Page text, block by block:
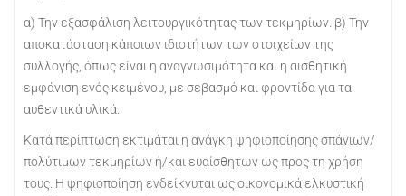
α) Την εξασφάλιση λειτουργικότητας των τεκμηρίων. β) Την
αποκατάσταση κάποιων ιδιοτήτων των στοιχείων της
συλλογής, όπως είναι η αναγνωσιμότητα και η αισθητική
εμφάνιση ενός κειμένου, με σεβασμό και φροντίδα για τα
αυθεντικά υλικά.
Κατά περίπτωση εκτιμάται η ανάγκη ψηφιοποίησης σπάνιων/
πολύτιμων τεκμηρίων ή/και ευαίσθητων ως προς τη χρήση
τους. Η ψηφιοποίηση ενδείκνυται ως οικονομικά ελκυστική